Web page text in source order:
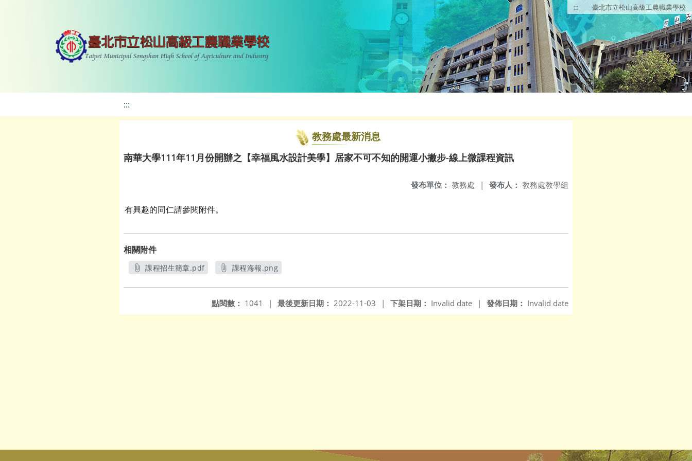
::: 臺北市立松山高級工農職業學校
:::
教務處最新消息
南華大學111年11月份開辦之【幸福風水設計美學】居家不可不知的開運小撇步-線上微課程資訊
發布人： 教務處教學組
發布單位： 教務處 |
有興趣的同仁請參閱附件。
相關附件
課程招生簡章.pdf
課程海報.png
發佈日期： Invalid date
下架日期： Invalid date |
最後更新日期： 2022-11-03 |
點閱數： 1041 |